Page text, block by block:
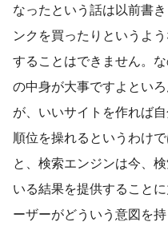
なったという話は以前書
ンクを買ったりというよ
することはできません。
の中身が大事ですよとい
が、いいサイトを作れば
順位を操れるというわけ
と、検索エンジンは今、
いる結果を提供すること
ーザーがどういう意図を